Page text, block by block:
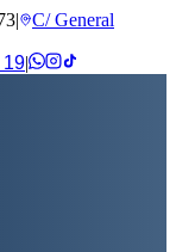
|
C/ General
19|